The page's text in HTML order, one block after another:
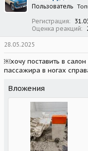
Пользователь
Регистрация
Оценка реакций
28.05.2025
￼хочу поставить в
пассажира в ногах
Вложения